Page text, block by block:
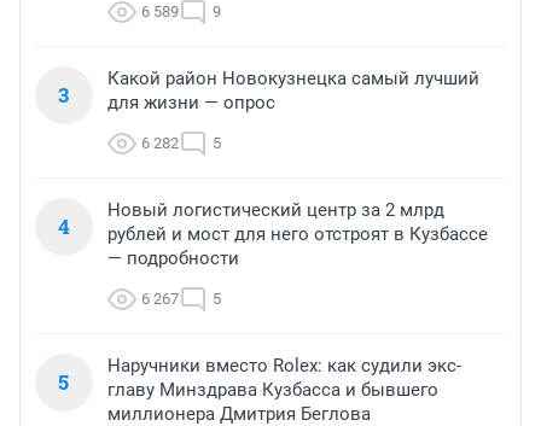
6 589 9
3
Какой район Новокузнецка самый лучший
для жизни — опрос
6 282 5
4
Новый логистический центр за 2 млрд
рублей и мост для него отстроят в Кузбассе
— подробности
6 267 5
5
Наручники вместо Rolex: как судили экс-
главу Минздрава Кузбасса и бывшего
миллионера Дмитрия Беглова